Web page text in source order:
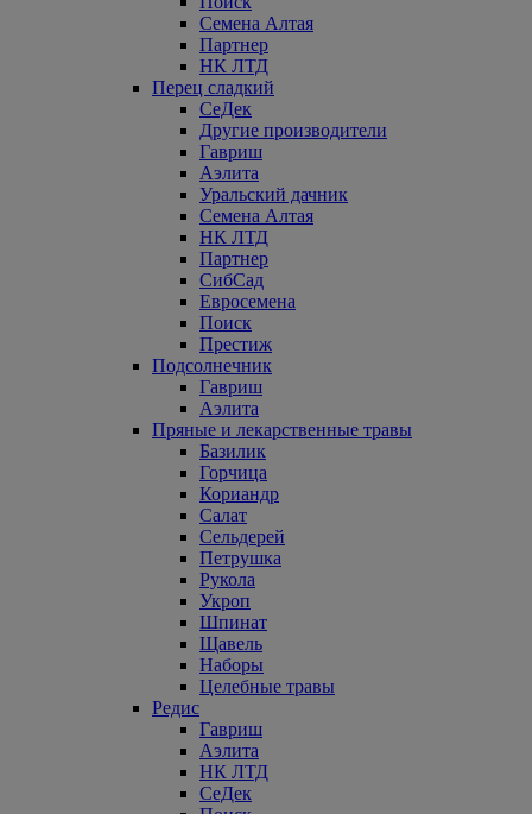
Семена Алтая
Партнер
НК ЛТД
Перец сладкий
СеДек
Другие производители
Гавриш
Аэлита
Уральский дачник
Семена Алтая
НК ЛТД
Партнер
СибСад
Евросемена
Поиск
Престиж
Подсолнечник
Гавриш
Аэлита
Пряные и лекарственные травы
Базилик
Горчица
Кориандр
Салат
Сельдерей
Петрушка
Рукола
Укроп
Шпинат
Щавель
Наборы
Целебные травы
Редис
Гавриш
Аэлита
НК ЛТД
СеДек